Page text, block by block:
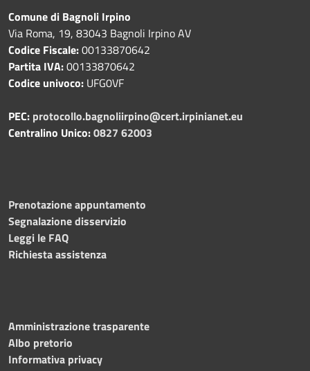
Comune di Bagnoli Irpino
Via Roma, 19, 83043 Bagnoli Irpino AV
Codice Fiscale:00133870642
Partita IVA:00133870642
Codice univoco: UFG0VF
PEC: protocollo.bagnoliirpino@cert.irpinianet.eu
Centralino Unico:0827 62003
Prenotazione appuntamento
Segnalazione disservizio
Leggi le FAQ
Richiesta assistenza
Amministrazione trasparente
Albo pretorio
Informativa privacy